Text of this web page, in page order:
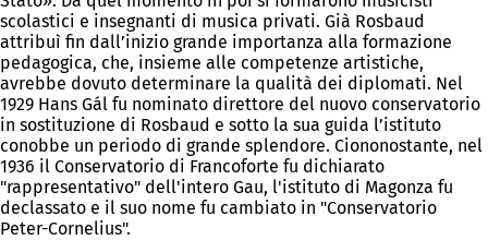
scolastici e insegnanti di musica privati. Già Rosbaud
attribuì fin dall’inizio grande importanza alla formazione
pedagogica, che, insieme alle competenze artistiche,
avrebbe dovuto determinare la qualità dei diplomati. Nel
1929 Hans Gál fu nominato direttore del nuovo conservatorio
in sostituzione di Rosbaud e sotto la sua guida l’istituto
conobbe un periodo di grande splendore. Ciononostante, nel
1936 il Conservatorio di Francoforte fu dichiarato
"rappresentativo" dell'intero Gau, l'istituto di Magonza fu
declassato e il suo nome fu cambiato in "Conservatorio
Peter-Cornelius".